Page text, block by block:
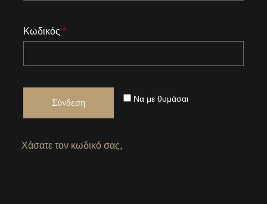
Κωδικός *
Να με θυμάσαι
Σύνδεση
Χάσατε τον κωδικό σας,